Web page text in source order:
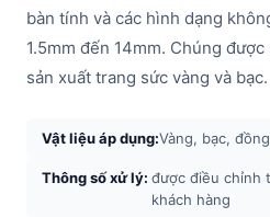
bàn tính và các hình dạng
1.5mm đến 14mm. Chúng
sản xuất trang sức vàng và bạc.
Vật liệu áp dụng:Vàng, bạc,
Thông số xử lý: được điều chỉnh
khách hàng